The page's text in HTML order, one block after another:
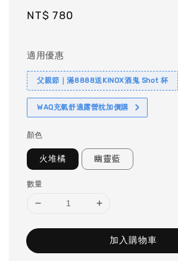
Regular
NT$ 780
適用優惠
父親節｜滿8888送KINOX酒鬼 Shot 杯
WAQ充氣舒適露營枕加價購
顏色
火堆橘 幽靈藍
數量
加入購物車